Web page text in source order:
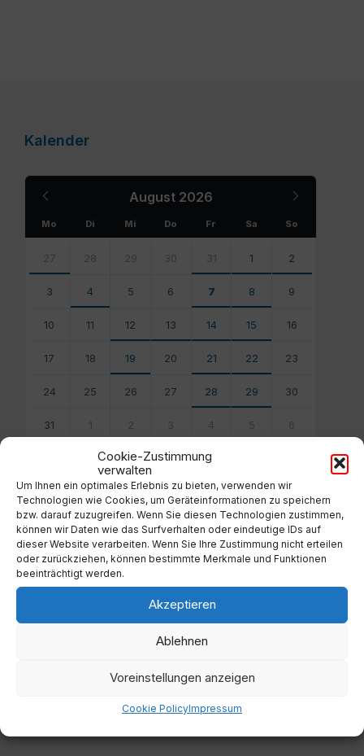
Cookie-Zustimmung
verwalten
Um Ihnen ein optimales Erlebnis zu bieten, verwenden wir
Technologien wie Cookies, um Geräteinformationen zu speichern
bzw. darauf zuzugreifen. Wenn Sie diesen Technologien zustimmen,
können wir Daten wie das Surfverhalten oder eindeutige IDs auf
dieser Website verarbeiten. Wenn Sie Ihre Zustimmung nicht erteilen
oder zurückziehen, können bestimmte Merkmale und Funktionen
beeinträchtigt werden.
Akzeptieren
Ablehnen
Voreinstellungen anzeigen
Cookie PolicyImpressum
Kalender
August 2026
Month
Mo Di Mi Do Fr Sa So
calendar
days
27 28 29 30 31 1 2
3 4 5 6 7 8 9
10 11 12 13 14 15 16
17 18 19 20 21 22 23
24 25 26 27 28 29 30
31 1 2 3 4 5 6
calendar
days
Filter
Von:
Filter